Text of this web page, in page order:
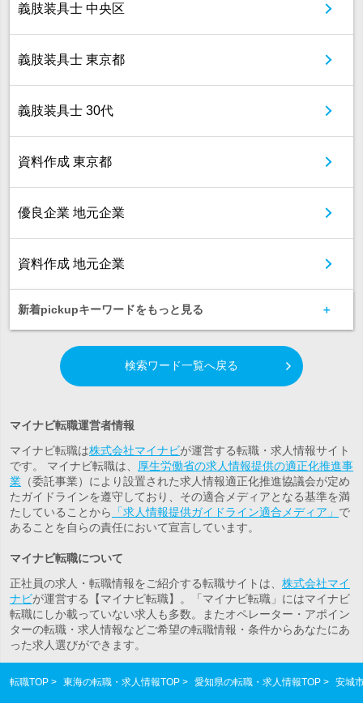
義肢装具士 中央区
義肢装具士 東京都
義肢装具士 30代
資料作成 東京都
優良企業 地元企業
資料作成 地元企業
新着pickupキーワードをもっと見る
検索ワード一覧へ戻る
マイナビ転職運営者情報
マイナビ転職は株式会社マイナビが運営する転職・求人情報サイト
です。 マイナビ転職は、
厚生労働省の求人情報提供の適正化推進事
業 （委託事業）により設置された求人情報適正化推進協議会が定め
たガイドラインを遵守しており、その適合メディアとなる基準を満
たしていることから
「求人情報提供ガイドライン適合メディア」 で
あることを自らの責任において宣言しています。
マイナビ転職について
正社員の求人・転職情報をご紹介する転職サイトは、 株式会社マイ
ナビが運営する【マイナビ転職】。「マイナビ転職」にはマイナビ
転職にしか載っていない求人も多数。またオペレーター・アポイン
ターの転職・求人情報などご希望の転職情報・条件からあなたにあ
った求人選びができます。
転職TOP 東海の転職・求人情報TOP 愛知県の転職・求人情報TOP 安城